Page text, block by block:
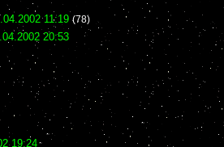
11:19 (78)
20:53
19:24